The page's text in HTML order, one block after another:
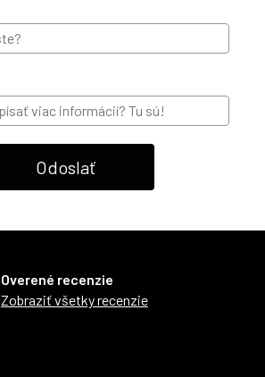
Odoslať
Overené recenzie
Zobraziť všetky recenzie